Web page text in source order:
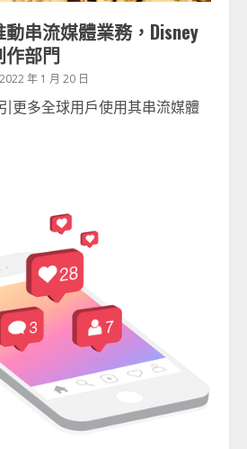
動串流媒體業務，Disney
作部門
2022 年 1 月 20 日
更多全球用戶使用其串流媒體